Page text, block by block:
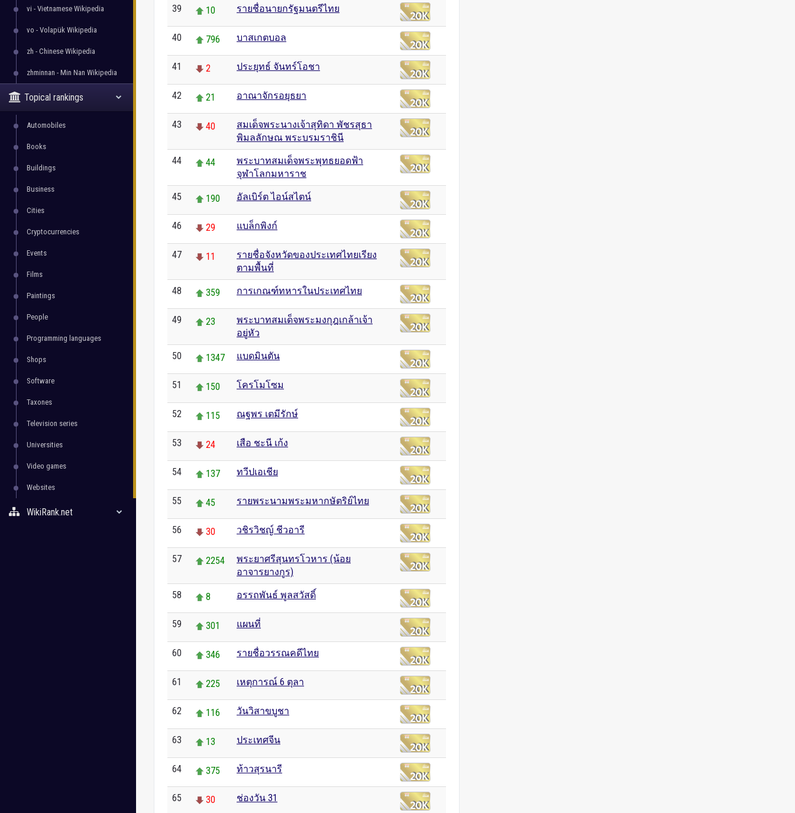
vi - Vietnamese Wikipedia
vo - Volapük Wikipedia
zh - Chinese Wikipedia
zhminnan - Min Nan Wikipedia
Topical rankings
Automobiles
Books
Buildings
Business
Cities
Cryptocurrencies
Events
Films
Paintings
People
Programming languages
Shops
Software
Taxones
Television series
Universities
Video games
Websites
WikiRank.net
39 10 รายชื่อนายกรัฐมนตรีไทย
40 796 บาสเกตบอล
41 2 ประยุทธ์ จันทร์โอชา
42 21 อาณาจักรอยุธยา
43 40
สมเด็จพระนางเจ้าสุทิดา พัชรสุธา
พิมลลักษณ พระบรมราชินี
44 44
พระบาทสมเด็จพระพุทธยอดฟ้า
จุฬาโลกมหาราช
45 190 อัลเบิร์ต ไอน์สไตน์
46 29 แบล็กพิงก์
47 11
รายชื่อจังหวัดของประเทศไทยเรียง
ตามพื้นที่
48 359 การเกณฑ์ทหารในประเทศไทย
49 23
พระบาทสมเด็จพระมงกุฎเกล้าเจ้า
อยู่หัว
50 1347 แบดมินตัน
51 150 โครโมโซม
52 115 ณฐพร เตมีรักษ์
53 24 เสือ ชะนี เก้ง
54 137 ทวีปเอเชีย
55 45 รายพระนามพระมหากษัตริย์ไทย
56 30 วชิรวิชญ์ ชีวอารี
57 2254
พระยาศรีสุนทรโวหาร (น้อย
อาจารยางกูร)
58 8 อรรถพันธ์ พูลสวัสดิ์
59 301 แผนที่
60 346 รายชื่อวรรณคดีไทย
61 225 เหตุการณ์ 6 ตุลา
62 116 วันวิสาขบูชา
63 13 ประเทศจีน
64 375 ท้าวสุรนารี
65 30 ช่องวัน 31